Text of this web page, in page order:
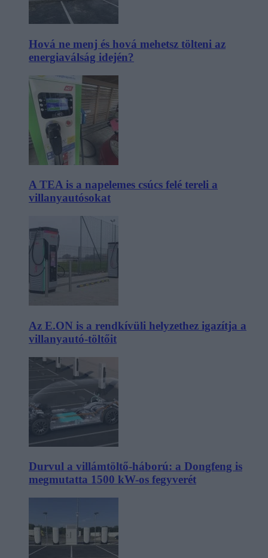
Hová ne menj és hová mehetsz tölteni az
energiaválság idején?
A TEA is a napelemes csúcs felé tereli a
villanyautósokat
Az E.ON is a rendkívüli helyzethez igazítja a
villanyautó-töltőit
Durvul a villámtöltő-háború: a Dongfeng is
megmutatta 1500 kW-os fegyverét